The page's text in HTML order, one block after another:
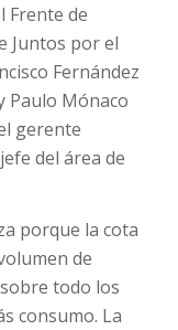
Frente de
Juntos por el
Fernández
Paulo Mónaco
gerente
del área de
porque la cota
de
todo los
consumo. La